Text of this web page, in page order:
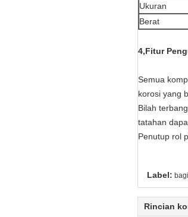
Ukuran
Berat
4,Fitur
Semua
korosi yang
Bilah
tatahan
Penutup rol
Label:
Rincian